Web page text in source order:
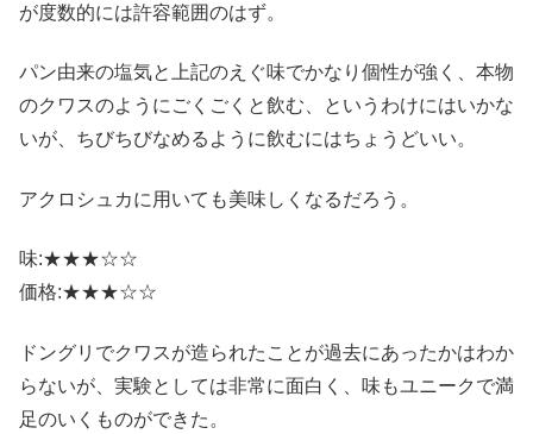
が度数的には許容範囲のはず。
パン由来の塩気と上記のえぐ味でかなり個性が強く、本物
のクワスのようにごくごくと飲む、というわけにはいかな
いが、ちびちびなめるように飲むにはちょうどいい。
アクロシュカに用いても美味しくなるだろう。
味:★★★☆☆
価格:★★★☆☆
ドングリでクワスが造られたことが過去にあったかはわか
らないが、実験としては非常に面白く、味もユニークで満
足のいくものができた。